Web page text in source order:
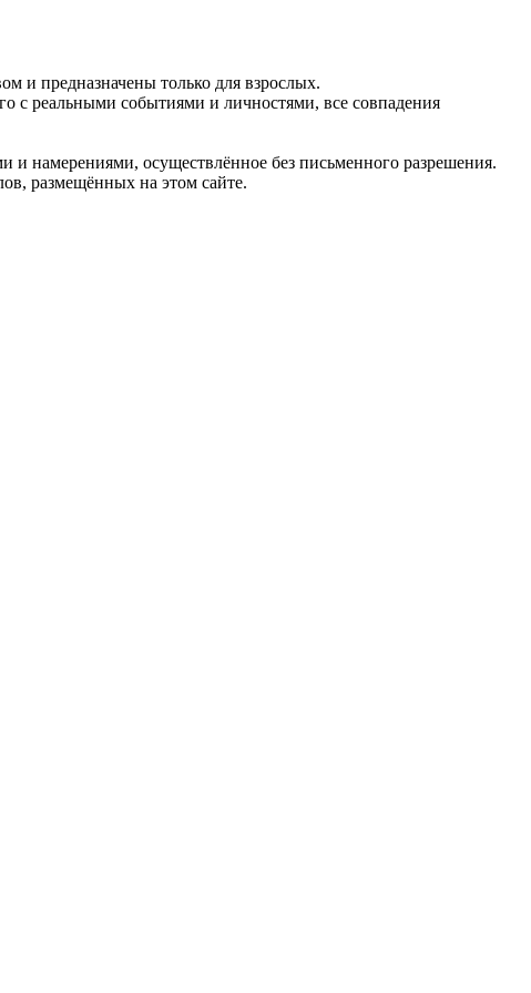
и предназначены только для взрослых.
с реальными событиями и личностями, все совпадения
и намерениями, осуществлённое без письменного разрешения.
размещённых на этом сайте.